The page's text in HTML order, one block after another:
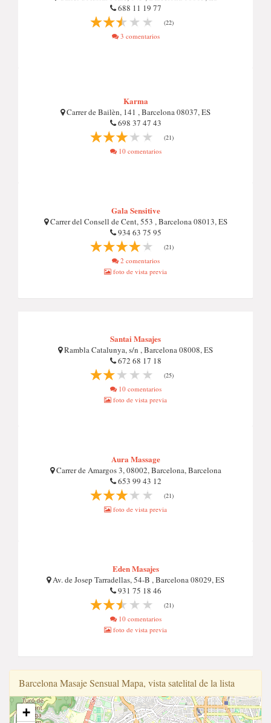
688 11 19 77
(22)
3 comentarios
Karma
Carrer de Bailèn, 141 , Barcelona 08037, ES
698 37 47 43
(21)
10 comentarios
Gala Sensitive
Carrer del Consell de Cent, 553 , Barcelona 08013, ES
934 63 75 95
(21)
2 comentarios
foto de vista previa
Santai Masajes
Rambla Catalunya, s/n , Barcelona 08008, ES
672 68 17 18
(25)
10 comentarios
foto de vista previa
Aura Massage
Carrer de Amargos 3, 08002, Barcelona, Barcelona
653 99 43 12
(21)
foto de vista previa
Eden Masajes
Av. de Josep Tarradellas, 54-B , Barcelona 08029, ES
931 75 18 46
(21)
10 comentarios
foto de vista previa
Barcelona Masaje Sensual Mapa, vista satelital de la lista
+